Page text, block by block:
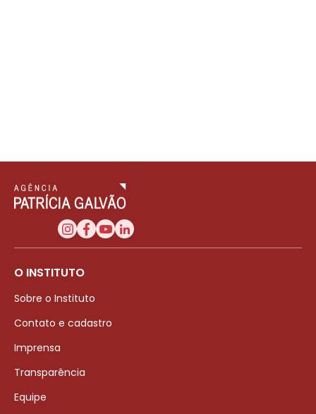
O INSTITUTO
Sobre o Instituto
Contato e cadastro
Imprensa
Transparência
Equipe